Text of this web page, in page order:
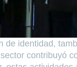
de identidad,
contribuyó